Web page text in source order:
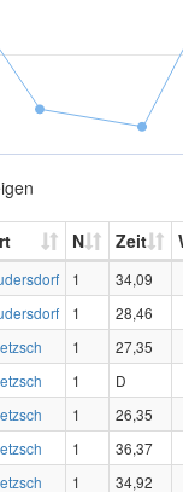
N Zeit
1
34,09
1
28,46
1
27,35
1
D
1
26,35
1
36,37
1
34,92